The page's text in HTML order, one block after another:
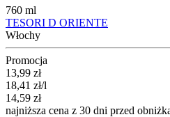
760 ml
TESORI D ORIENTE
Włochy
Promocja
Cena promocyjna
13,99 zł
18,41 zł/l
14,59 zł
najniższa cena z 30 dni przed